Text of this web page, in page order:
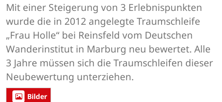
Mit einer Steigerung von 3 Erlebnispunkten
wurde die in 2012 angelegte Traumschleife
„Frau Holle“ bei Reinsfeld vom Deutschen
Wanderinstitut in Marburg neu bewertet. Alle
3 Jahre müssen sich die Traumschleifen dieser
Neubewertung unterziehen.
Bilder